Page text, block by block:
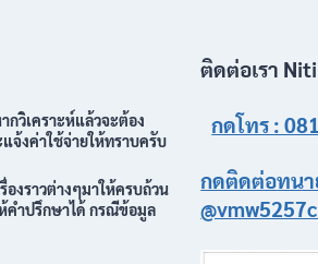
กวิเคราะห์แล้วจะต้อง
จ้งค่าใช้จ่ายให้ทราบครับ
งราวต่างๆมาให้ครบถ้วน
คำปรึกษาได้ กรณีข้อมูล
ติดต่อเรา
กดโทร :
กดติดต่อทนา
@vmw5257c